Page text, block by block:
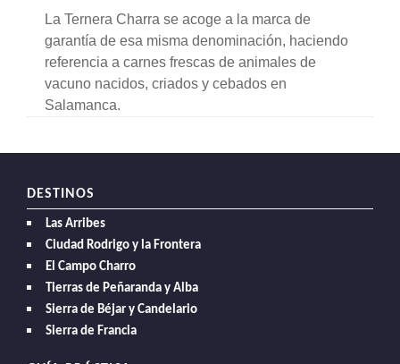
La Ternera Charra se acoge a la marca de
garantía de esa misma denominación, haciendo
referencia a carnes frescas de animales de
vacuno nacidos, criados y cebados en
Salamanca.
DESTINOS
Las Arribes
Ciudad Rodrigo y la Frontera
El Campo Charro
Tierras de Peñaranda y Alba
Sierra de Béjar y Candelario
Sierra de Francia